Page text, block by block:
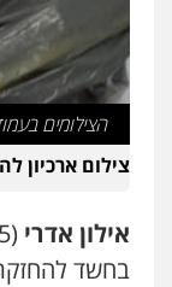
הצילומים בעמוד זה
צילום
אילון אדרי
בחשד